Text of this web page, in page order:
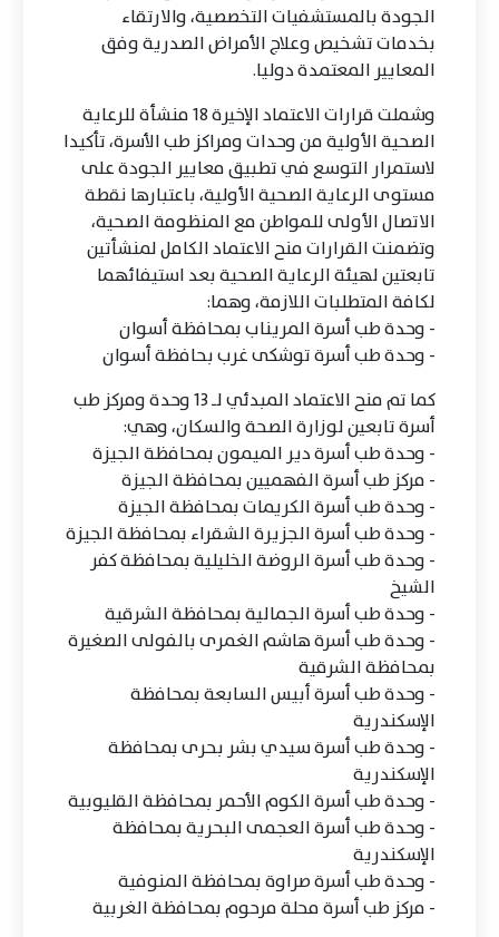
الجودة بالمستشفيات التخصصية، والارتقاء
بخدمات تشخيص وعلاج الأمراض الصدرية وفق
المعايير المعتمدة دوليا.
وشملت قرارات الاعتماد الإخيرة 18 منشأة للرعاية
الصحية الأولية من وحدات ومراكز طب الأسرة، تأكيدا
لاستمرار التوسع في تطبيق معايير الجودة على
مستوى الرعاية الصحية الأولية، باعتبارها نقطة
الاتصال الأولى للمواطن مع المنظومة الصحية،
وتضمنت القرارات منح الاعتماد الكامل لمنشأتين
تابعتين لهيئة الرعاية الصحية بعد استيفائهما
لكافة المتطلبات اللازمة، وهما:
- وحدة طب أسرة المريناب بمحافظة أسوان
- وحدة طب أسرة توشكى غرب بحافظة أسوان
كما تم منح الاعتماد المبدئي لـ 13 وحدة ومركز طب
أسرة تابعين لوزارة الصحة والسكان، وهي:
- وحدة طب أسرة دير الميمون بمحافظة الجيزة
- مركز طب أسرة الفهميين بمحافظة الجيزة
- وحدة طب أسرة الكريمات بمحافظة الجيزة
- وحدة طب أسرة الجزيرة الشقراء بمحافظة الجيزة
- وحدة طب أسرة الروضة الخليلية بمحافظة كفر
الشيخ
- وحدة طب أسرة الجمالية بمحافظة الشرقية
- وحدة طب أسرة هاشم الغمرى بالفولى الصغيرة
بمحافظة الشرقية
- وحدة طب أسرة أبيس السابعة بمحافظة
الإسكندرية
- وحدة طب أسرة سيدي بشر بحرى بمحافظة
الإسكندرية
- وحدة طب أسرة الكوم الأحمر بمحافظة القليوبية
- وحدة طب أسرة العجمى البحرية بمحافظة
الإسكندرية
- وحدة طب أسرة صراوة بمحافظة المنوفية
- مركز طب أسرة محلة مرحوم بمحافظة الغربية